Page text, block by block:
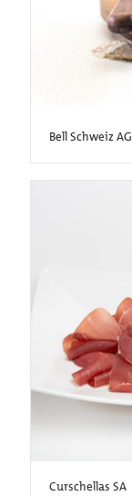
Bell Schweiz AG
Curschellas SA